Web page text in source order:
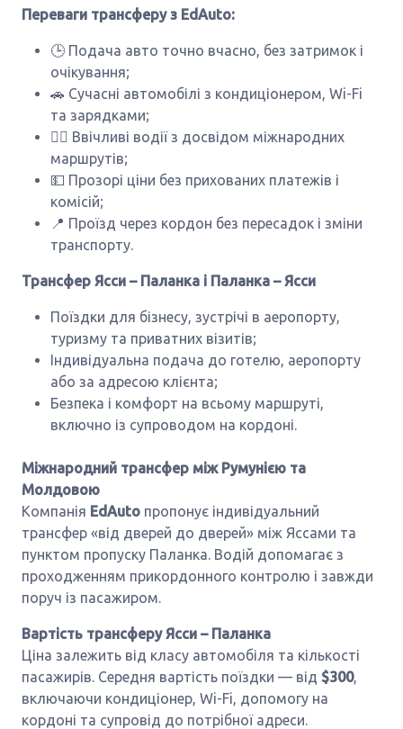
Переваги трансферу з EdAuto:
🕒 Подача авто точно вчасно, без затримок і
очікування;
🚗 Сучасні автомобілі з кондиціонером, Wi-Fi
та зарядками;
👨‍✈️ Ввічливі водії з досвідом міжнародних
маршрутів;
💵 Прозорі ціни без прихованих платежів і
комісій;
📍 Проїзд через кордон без пересадок і зміни
транспорту.
Трансфер Ясси – Паланка і Паланка – Ясси
Поїздки для бізнесу, зустрічі в аеропорту,
туризму та приватних візитів;
Індивідуальна подача до готелю, аеропорту
або за адресою клієнта;
Безпека і комфорт на всьому маршруті,
включно із супроводом на кордоні.
Міжнародний трансфер між Румунією та
Молдовою
Компанія EdAuto пропонує індивідуальний
трансфер «від дверей до дверей» між Яссами та
пунктом пропуску Паланка. Водій допомагає з
проходженням прикордонного контролю і завжди
поруч із пасажиром.
Вартість трансферу Ясси – Паланка
Ціна залежить від класу автомобіля та кількості
пасажирів. Середня вартість поїздки — від $300,
включаючи кондиціонер, Wi-Fi, допомогу на
кордоні та супровід до потрібної адреси.